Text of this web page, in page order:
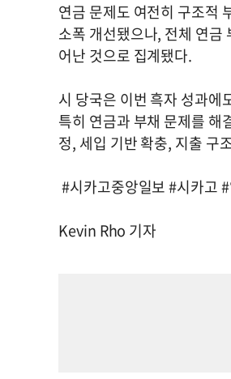
연금 문제도 여전히 구조적
소폭 개선됐으나, 전체 연금
어난 것으로 집계됐다.
시 당국은 이번 흑자 성과에
특히 연금과 부채 문제를 해
정, 세입 기반 확충, 지출 구
#시카고중앙일보 #시카고
Kevin Rho 기자